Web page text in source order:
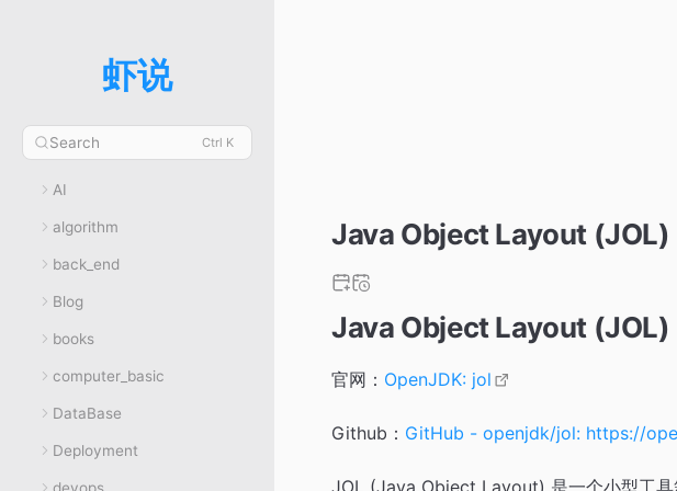
虾说
Search Ctrl K
AI
algorithm
back_end
Blog
books
computer_basic
DataBase
Deployment
Java Object Layout (JOL)
Java Object Layout (JOL)
官网： OpenJDK: jol
Github： GitHub - openjdk/jol: https://
JOL (Java Object Layout) 是一个小型工具